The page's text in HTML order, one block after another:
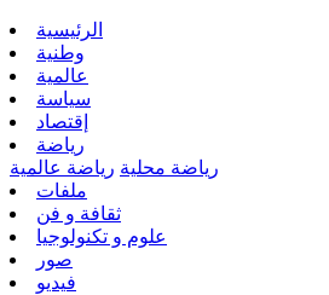
الرئيسية
وطنية
عالمية
سياسة
إقتصاد
رياضة
رياضة محلية رياضة عالمية
ملفات
ثقافة و فن
علوم و تكنولوجيا
صور
فيديو